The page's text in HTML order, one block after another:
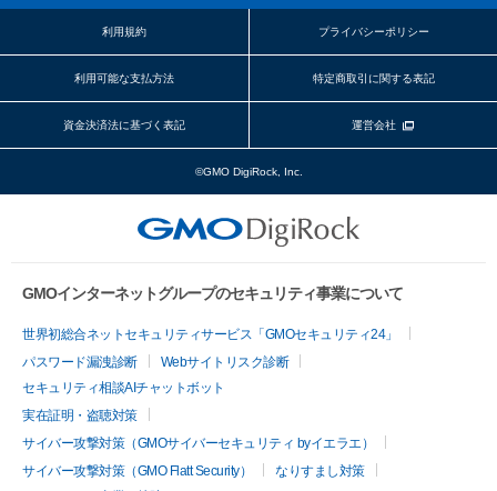
利用規約 プライバシーポリシー
利用可能な支払方法 特定商取引に関する表記
資金決済法に基づく表記 運営会社
©GMO DigiRock, Inc.
GMOインターネットグループのセキュリティ事業について
世界初総合ネットセキュリティサービス「GMOセキュリティ24」
パスワード漏洩診断
Webサイトリスク診断
セキュリティ相談AIチャットボット
実在証明・盗聴対策
サイバー攻撃対策（GMOサイバーセキュリティ byイエラエ）
サイバー攻撃対策（GMO Flatt Security）
なりすまし対策